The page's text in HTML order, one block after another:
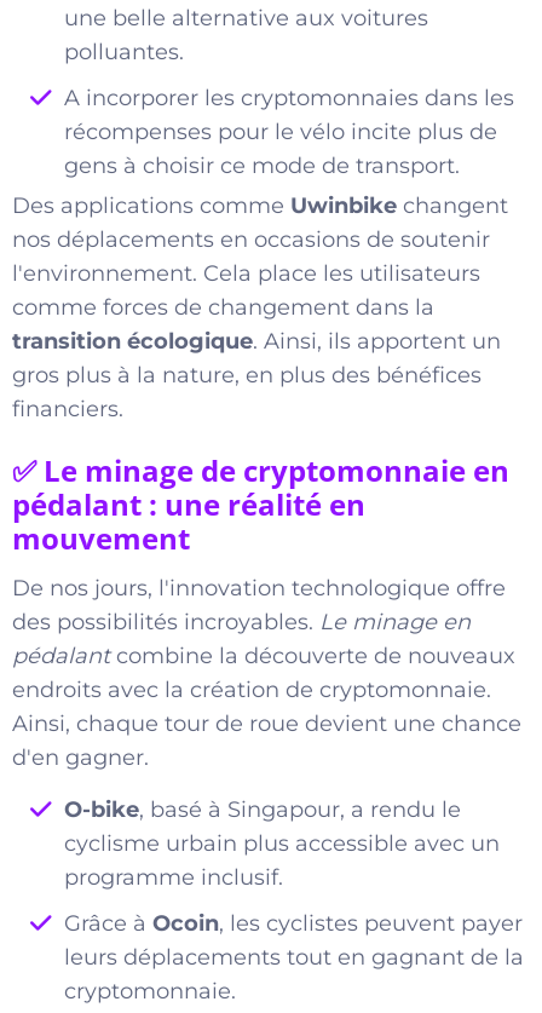
une belle alternative aux voitures
polluantes.
A incorporer les cryptomonnaies dans les
récompenses pour le vélo incite plus de
gens à choisir ce mode de transport.
Des applications comme Uwinbike changent
nos déplacements en occasions de soutenir
l'environnement. Cela place les utilisateurs
comme forces de changement dans la
transition écologique. Ainsi, ils apportent un
gros plus à la nature, en plus des bénéfices
financiers.
✅ Le minage de cryptomonnaie en
pédalant : une réalité en
mouvement
De nos jours, l'innovation technologique offre
des possibilités incroyables. Le minage en
pédalantcombine la découverte de nouveaux
endroits avec la création de cryptomonnaie.
Ainsi, chaque tour de roue devient une chance
d'en gagner.
O-bike, basé à Singapour, a rendu le
cyclisme urbain plus accessible avec un
programme inclusif.
Grâce à Ocoin, les cyclistes peuvent payer
leurs déplacements tout en gagnant de la
cryptomonnaie.